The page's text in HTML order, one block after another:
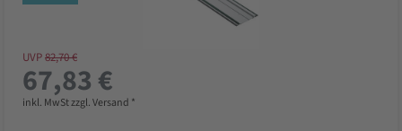
UVP82,70 €
67,83 €
inkl. MwSt zzgl. Versand *